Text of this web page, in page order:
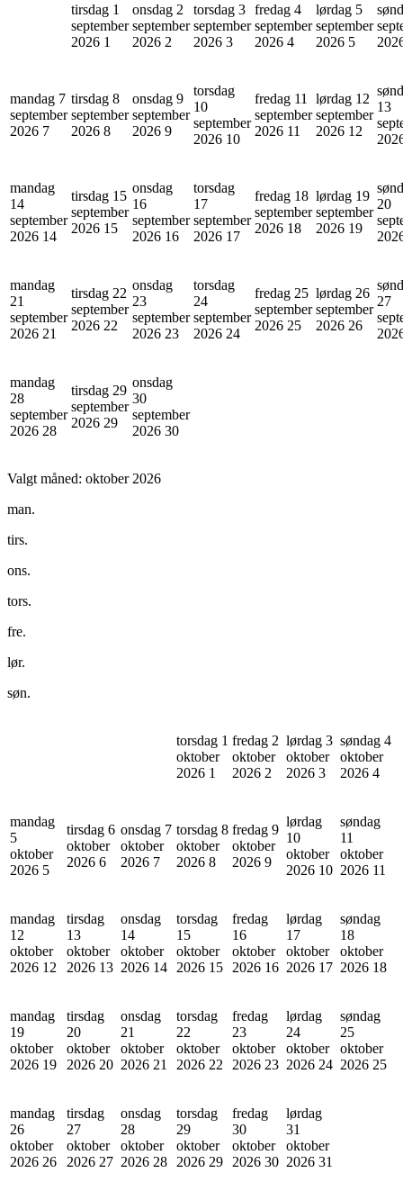
tirsdag 1
september
2026 1
onsdag 2
september
2026 2
torsdag 3
september
2026 3
fredag 4
september
2026 4
lørdag 5
september
2026 5
mandag 7
september
2026 7
tirsdag 8
september
2026 8
onsdag 9
september
2026 9
torsdag
10
september
2026 10
fredag 11
september
2026 11
lørdag 12
september
2026 12
13
mandag
14
september
2026 14
tirsdag 15
september
2026 15
onsdag
16
september
2026 16
torsdag
17
september
2026 17
fredag 18
september
2026 18
lørdag 19
september
2026 19
20
mandag
21
september
2026 21
tirsdag 22
september
2026 22
onsdag
23
september
2026 23
torsdag
24
september
2026 24
fredag 25
september
2026 25
lørdag 26
september
2026 26
27
mandag
28
september
2026 28
tirsdag 29
september
2026 29
onsdag
30
september
2026 30
Valgt måned: oktober 2026
man.
tirs.
ons.
tors.
fre.
lør.
søn.
torsdag 1
oktober
2026 1
fredag 2
oktober
2026 2
lørdag 3
oktober
2026 3
søndag 4
oktober
2026 4
mandag
5
oktober
2026 5
tirsdag 6
oktober
2026 6
onsdag 7
oktober
2026 7
torsdag 8
oktober
2026 8
fredag 9
oktober
2026 9
lørdag
10
oktober
2026 10
søndag
11
oktober
2026 11
mandag
12
oktober
2026 12
tirsdag
13
oktober
2026 13
onsdag
14
oktober
2026 14
torsdag
15
oktober
2026 15
fredag
16
oktober
2026 16
lørdag
17
oktober
2026 17
søndag
18
oktober
2026 18
mandag
19
oktober
2026 19
tirsdag
20
oktober
2026 20
onsdag
21
oktober
2026 21
torsdag
22
oktober
2026 22
fredag
23
oktober
2026 23
lørdag
24
oktober
2026 24
søndag
25
oktober
2026 25
mandag
26
oktober
2026 26
tirsdag
27
oktober
2026 27
onsdag
28
oktober
2026 28
torsdag
29
oktober
2026 29
fredag
30
oktober
2026 30
lørdag
31
oktober
2026 31